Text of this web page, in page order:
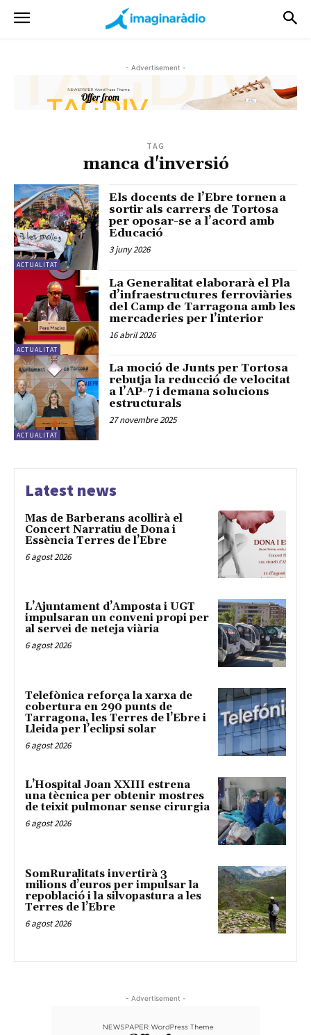
- Advertisement -
TAG
manca d'inversió
ACTUALITAT
Els docents de l’Ebre tornen a
sortir als carrers de Tortosa
per oposar-se a l’acord amb
Educació
3 juny 2026
ACTUALITAT
La Generalitat elaborarà el Pla
d’infraestructures ferroviàries
del Camp de Tarragona amb les
mercaderies per l’interior
16 abril 2026
ACTUALITAT
La moció de Junts per Tortosa
rebutja la reducció de velocitat
a l’AP-7 i demana solucions
estructurals
27 novembre 2025
Latest news
Mas de Barberans acollirà el
Concert Narratiu de Dona i
Essència Terres de l’Ebre
6 agost 2026
L’Ajuntament d’Amposta i UGT
impulsaran un conveni propi per
al servei de neteja viària
6 agost 2026
Telefònica reforça la xarxa de
cobertura en 290 punts de
Tarragona, les Terres de l’Ebre i
Lleida per l’eclipsi solar
6 agost 2026
L’Hospital Joan XXIII estrena
una tècnica per obtenir mostres
de teixit pulmonar sense cirurgia
6 agost 2026
SomRuralitats invertirà 3
milions d’euros per impulsar la
repoblació i la silvopastura a les
Terres de l’Ebre
6 agost 2026
- Advertisement -